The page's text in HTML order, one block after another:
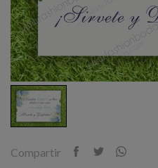
Compartir